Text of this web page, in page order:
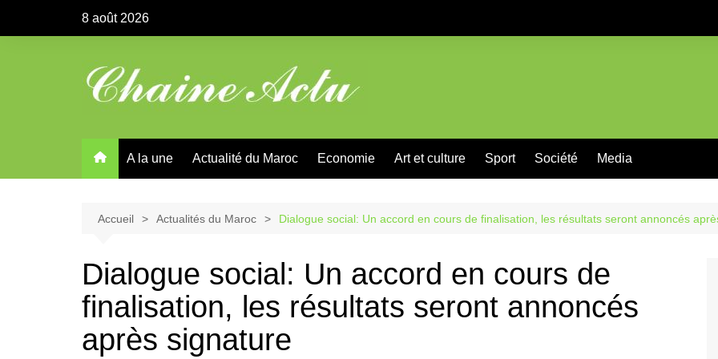
8 août 2026
A la une Actualité du Maroc Economie Art et culture Sport Société Media
Accueil Actualités du Maroc Dialogue social: Un accord en cours de finalisation, les résultats seront annoncés
Dialogue social: Un accord en cours de
finalisation, les résultats seront annoncés
après signature